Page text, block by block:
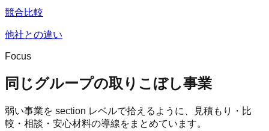
競合比較
他社との違い
Focus
同じグループの取りこぼし事業
弱い事業を section レベルで拾えるように、見積もり・比
較・相談・安心材料の導線をまとめています。